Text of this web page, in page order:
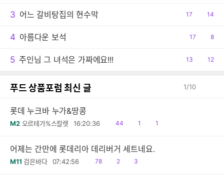
3 어느 갈비탕집의 현수막
공
17
댓
14
4 아름다운 보석
공
17
댓
8
5 주인님 그 녀석은 가짜에요!!!
공
13
댓
12
푸드 상품포럼 최신 글 1/10
롯데 누크바 누가&땅콩
M2 오르테가%스칼렛 16:20:36
읽
44
공1
댓1
어제는 간만에 롯데리아 데리버거 세트네요.
M11 검은바다 07:42:56
읽
78
공
2
댓
3